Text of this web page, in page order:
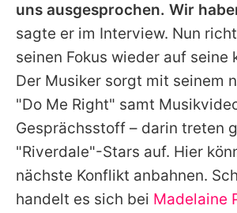
uns ausgesprochen. Wir
sagte er im Interview. Nun
seinen Fokus wieder auf seine
Der Musiker sorgt mit seinem
"Do Me Right" samt
Gesprächsstoff – darin treten
"Riverdale"-Stars auf. Hier
nächste Konflikt anbahnen.
handelt es sich bei Madelaine